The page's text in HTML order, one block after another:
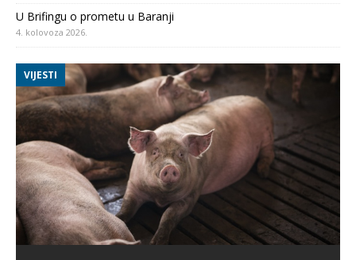
U Brifingu o prometu u Baranji
4. kolovoza 2026.
VIJESTI